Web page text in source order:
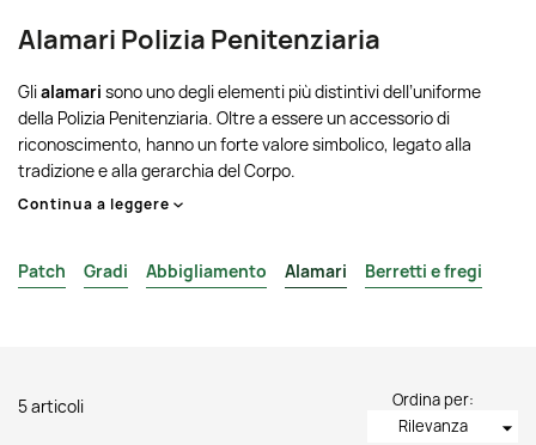
Alamari Polizia Penitenziaria
Glialamari sono uno degli elementi più distintivi dell’uniforme
della Polizia Penitenziaria. Oltre a essere un accessorio di
riconoscimento, hanno un forte valore simbolico, legato alla
tradizione e alla gerarchia del Corpo.
Continua a leggere
Patch Gradi Abbigliamento Alamari Berretti e fregi
5 articoli
Ordina per:
Rilevanza
arrow_drop_down